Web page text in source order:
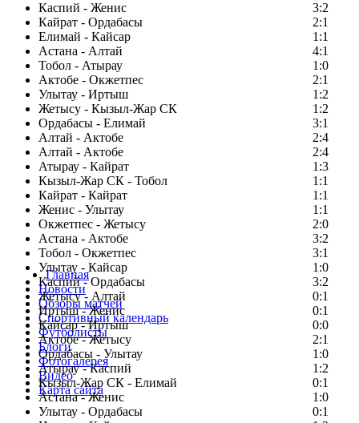
Каспий - Женис
3:2
Кайрат - Ордабасы
2:1
Елимай - Кайсар
1:1
Астана - Алтай
4:1
Тобол - Атырау
1:0
Актобе - Окжетпес
2:1
Улытау - Иртыш
1:2
Жетысу - Кызыл-Жар СК
1:2
Ордабасы - Елимай
3:1
Алтай - Актобе
2:4
Алтай - Актобе
2:4
Атырау - Кайрат
1:3
Кызыл-Жар СК - Тобол
1:1
Кайрат - Кайрат
1:1
Женис - Улытау
1:1
Окжетпес - Жетысу
2:0
Астана - Актобе
3:2
Тобол - Окжетпес
3:1
Улытау - Кайсар
1:0
Каспий - Ордабасы
3:2
Жетысу - Алтай
0:1
Иртыш - Женис
0:1
Кайсар - Иртыш
0:0
Актобе - Жетысу
2:1
Ордабасы - Улытау
1:0
Атырау - Каспий
1:2
Кызыл-Жар СК - Елимай
0:1
Астана - Женис
1:0
Улытау - Ордабасы
0:1
Главная
Новости
Обзоры матчей
Спортивный календарь
Футболисты
Блоги
Фотогалерея
Видео
Карта сайта